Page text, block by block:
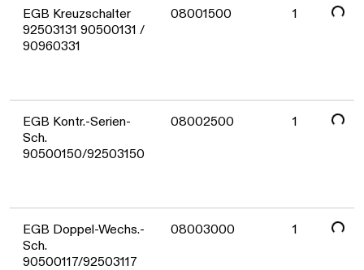
EGB Kreuzschalter
92503131 90500131 /
90960331
08001500 1
EGB Kontr.-Serien-
Sch.
90500150/92503150
08002500 1
Daten werden geladen. Bitte warten...
EGB Doppel-Wechs.-
Sch.
90500117/92503117
08003000 1
Daten werden geladen. Bitte warten...